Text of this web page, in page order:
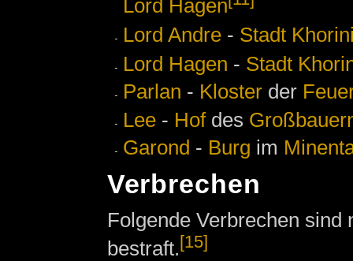
Lord Hagen
Lord Andre - Stadt
Lord Hagen - Stadt
Parlan - Kloster der
Lee - Hofdes
Garond - Burg im
Verbrechen
Folgende Verbrechen
bestraft.[15]